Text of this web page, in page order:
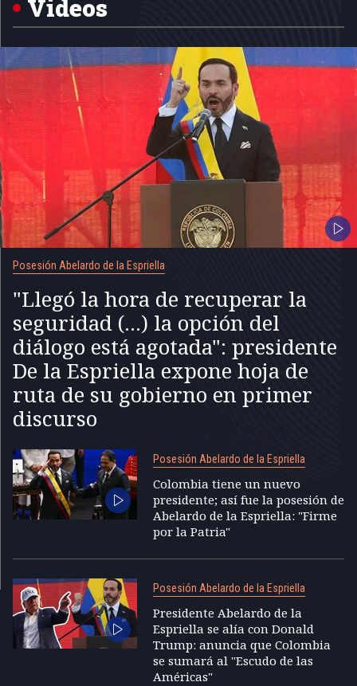
Videos
Posesión Abelardo de la Espriella
"Llegó la hora de recuperar la
seguridad (...) la opción del
diálogo está agotada": presidente
De la Espriella expone hoja de
ruta de su gobierno en primer
discurso
Posesión Abelardo de la Espriella
Colombia tiene un nuevo
presidente; así fue la posesión de
Abelardo de la Espriella: "Firme
por la Patria"
Posesión Abelardo de la Espriella
Presidente Abelardo de la
Espriella se alía con Donald
Trump: anuncia que Colombia
se sumará al "Escudo de las
Américas"